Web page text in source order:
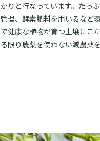
かりと行なっています。たっ
管理、酵素肥料を用いるなど
で健康な植物が育つ土壌にこ
る限り農薬を使わない減農薬